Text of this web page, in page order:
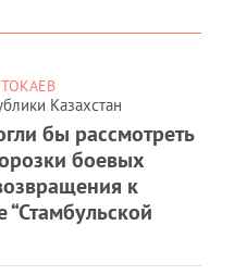
Казахстан
бы рассмотреть
боевых
к